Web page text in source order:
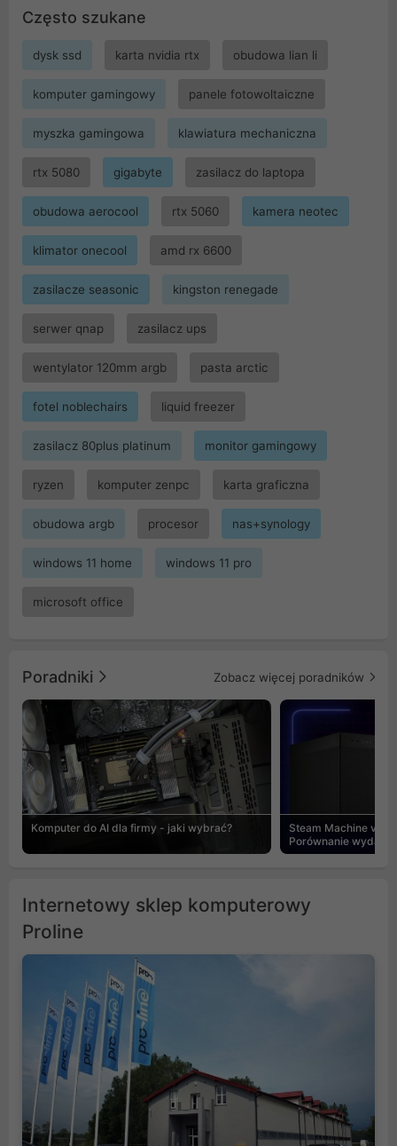
Często szukane
dysk ssd karta nvidia rtx obudowa lian li
komputer gamingowy panele fotowoltaiczne
myszka gamingowa klawiatura mechaniczna
rtx 5080 gigabyte zasilacz do laptopa
obudowa aerocool rtx 5060 kamera neotec
klimator onecool amd rx 6600
zasilacze seasonic kingston renegade
serwer qnap zasilacz ups
wentylator 120mm argb pasta arctic
fotel noblechairs liquid freezer
zasilacz 80plus platinum monitor gamingowy
ryzen komputer zenpc karta graficzna
obudowa argb procesor nas+synology
windows 11 home windows 11 pro
microsoft office
Poradniki Zobacz więcej poradników
Komputer do AI dla firmy - jaki wybrać?
Steam Machine vs
Porównanie
Internetowy sklep komputerowy
Proline